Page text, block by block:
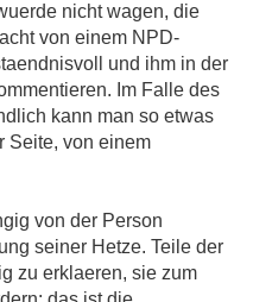
nicht wagen, die
von einem NPD-
und ihm in der
Im Falle des
kann man so etwas
Seite, von einem
von der Person
seiner Hetze. Teile der
zu erklaeren, sie zum